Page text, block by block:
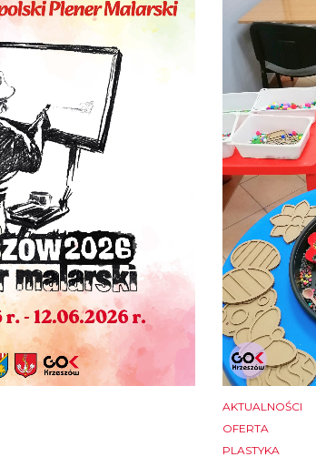
AKTUALNOŚCI
OFERTA
PLASTYKA